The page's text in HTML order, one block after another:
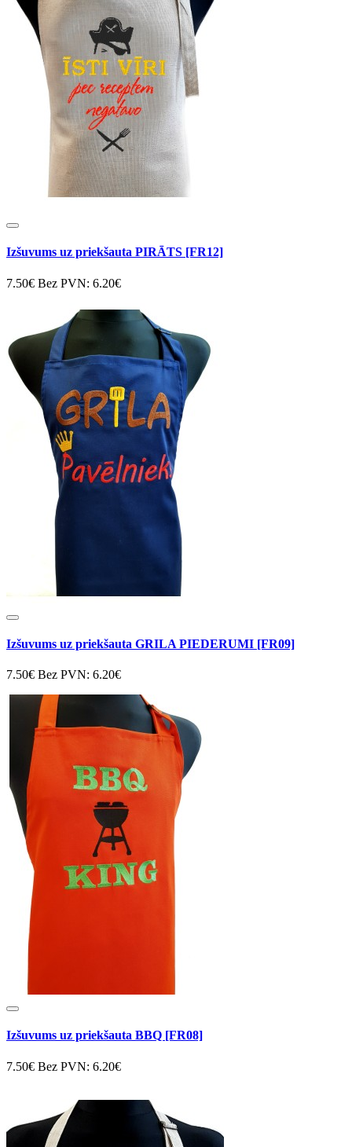
Izšuvums uz priekšauta PIRĀTS [FR12]
7.50€ Bez PVN: 6.20€
Izšuvums uz priekšauta GRILA PIEDERUMI [FR09]
7.50€ Bez PVN: 6.20€
Izšuvums uz priekšauta BBQ [FR08]
7.50€ Bez PVN: 6.20€